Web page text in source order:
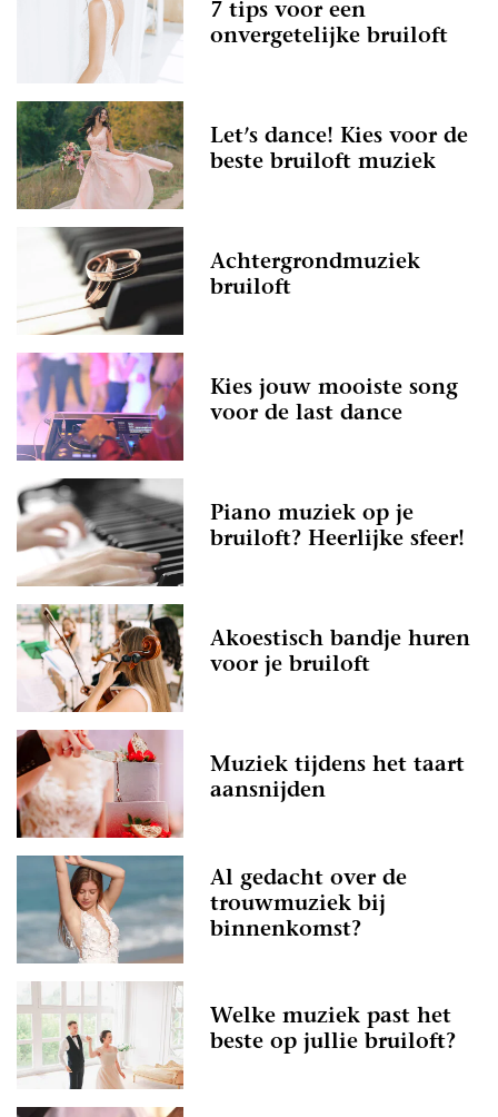
7 tips voor een
onvergetelijke bruiloft
Let’s dance! Kies voor de
beste bruiloft muziek
Achtergrondmuziek
bruiloft
Kies jouw mooiste song
voor de last dance
Piano muziek op je
bruiloft? Heerlijke sfeer!
Akoestisch bandje huren
voor je bruiloft
Muziek tijdens het taart
aansnijden
Al gedacht over de
trouwmuziek bij
binnenkomst?
Welke muziek past het
beste op jullie bruiloft?